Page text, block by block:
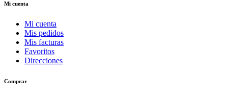
Mi cuenta
Mi cuenta
Mis pedidos
Mis facturas
Favoritos
Direcciones
Comprar